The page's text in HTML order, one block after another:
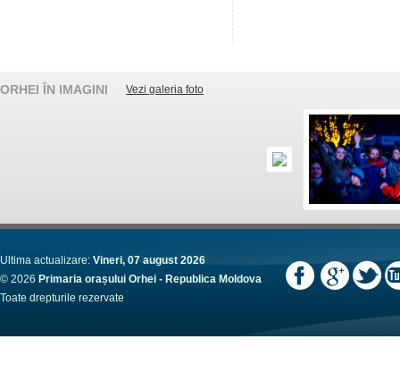
ORHEI ÎN IMAGINI Vezi galeria foto
Ultima actualizare: Vineri, 07 august 2026
© 2026 Primaria orașului Orhei - Republica Moldova
Toate drepturile rezervate